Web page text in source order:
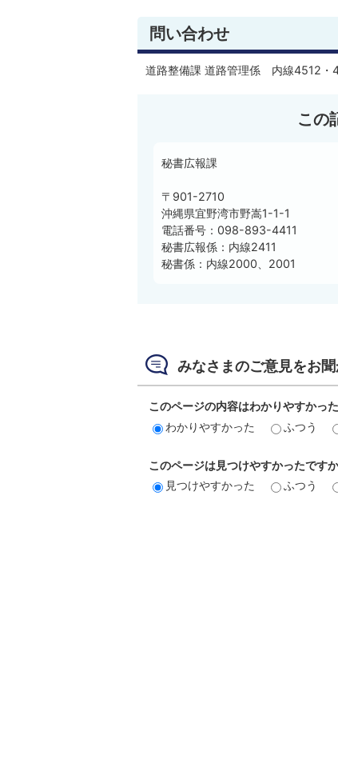
問い合わせ
道路整備課 道路管理係 内線4512・
この
秘書広報課
〒901-2710
沖縄県宜野湾市野嵩1-1-1
電話番号：098-893-4411
秘書広報係：内線2411
秘書係：内線2000、2001
みなさまのご意見をお
このページの内容はわかりやすかっ
わかりやすかった
ふつう
このページは見つけやすかったです
見つけやすかった
ふつう